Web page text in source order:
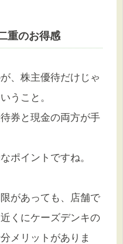
重のお得感
、株主優待だけじゃ
うこと。
券と現金の両方が手
ポイントですね。
があっても、店舗で
くにケーズデンキの
メリットがありま